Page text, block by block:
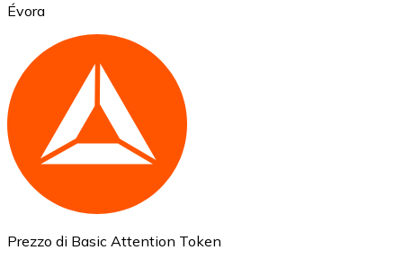
Ethereum
ETH
Évora
Prezzo di Basic Attention Token